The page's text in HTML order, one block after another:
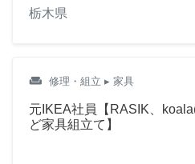
栃木県
weekend 修理・組立 ▸ 家具
元IKEA社員【RASIK、
ど家具組立て】